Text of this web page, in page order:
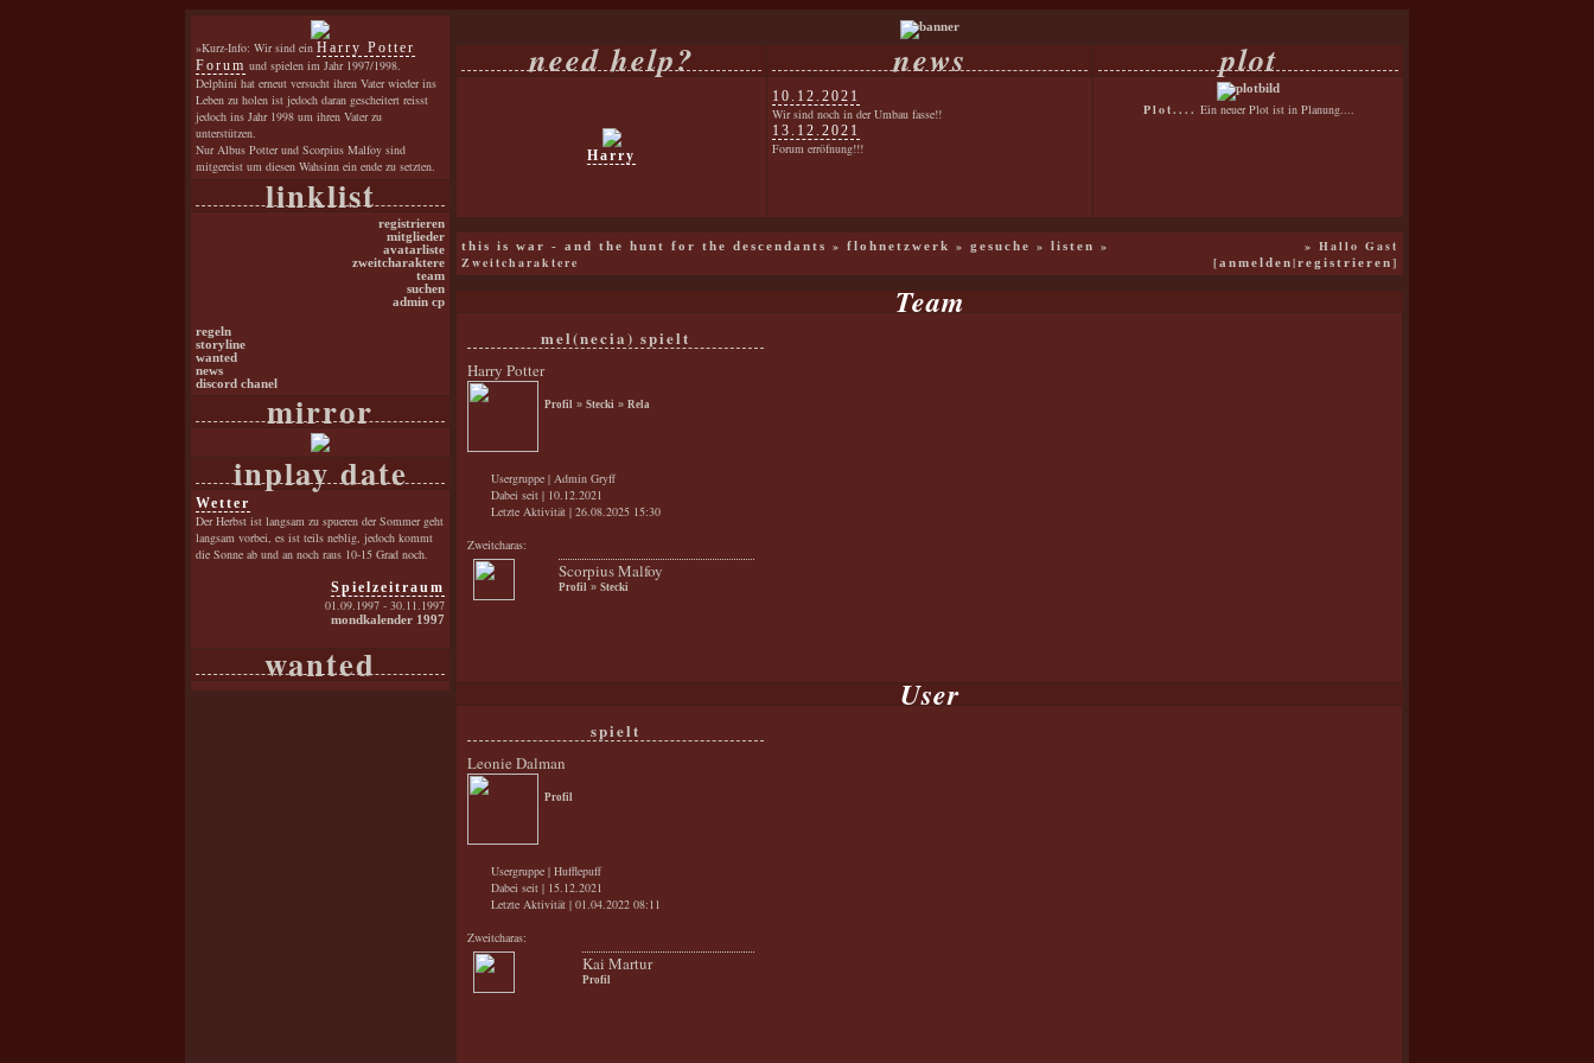
»Kurz-Info: Wir sind ein Harry Potter
Forum und spielen im Jahr 1997/1998.
Delphini hat erneut versucht ihren Vater wieder ins
Leben zu holen ist jedoch daran gescheitert reisst
jedoch ins Jahr 1998 um ihren Vater zu
unterstützen.
Nur Albus Potter und Scorpius Malfoy sind
mitgereist um diesen Wahsinn ein ende zu setzten.
linklist
registrieren
mitglieder
avatarliste
zweitcharaktere
team
suchen
admin cp
regeln
storyline
wanted
news
discord chanel
mirror
inplay date
Wetter
Der Herbst ist langsam zu spueren der Sommer geht
langsam vorbei, es ist teils neblig, jedoch kommt
die Sonne ab und an noch raus 10-15 Grad noch.
Spielzeitraum
01.09.1997 - 30.11.1997
mondkalender 1997
wanted
need help? news plot
Harry
10.12.2021
Wir sind noch in der Umbau fasse!!
13.12.2021
Forum erröfnung!!!
Plot.... Ein neuer Plot ist in Planung....
this is war - and the hunt for the descendants » flohnetzwerk » gesuche » listen
»
Zweitcharaktere
» Hallo Gast
[anmelden|registrieren]
Team
mel(necia) spielt
Harry Potter
Profil » Stecki » Rela
Usergruppe | Admin Gryff
Dabei seit | 10.12.2021
Letzte Aktivität | 26.08.2025 15:30
Zweitcharas:
Scorpius Malfoy
Profil » Stecki
User
spielt
Leonie Dalman
Profil
Usergruppe | Hufflepuff
Dabei seit | 15.12.2021
Letzte Aktivität | 01.04.2022 08:11
Zweitcharas:
Kai Martur
Profil